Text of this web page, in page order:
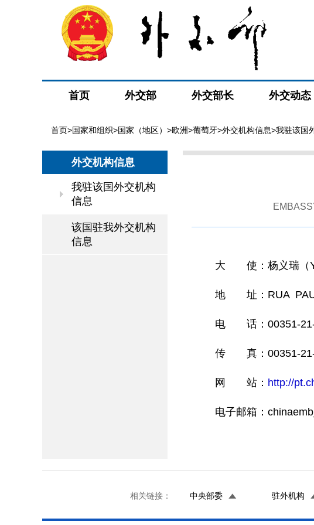
首页 外交部 外交部长 外交动态
首页>国家和组织>国家（地区） >欧洲>葡萄牙>外交机构信息>我驻该国
外交机构信息
我驻该国外交机构
信息
该国驻我外交机构
信息
大 使：杨义瑞（
地 址：RUA PAU
电 话：00351-21-
传 真：00351-21-
网 站： http://
电子邮箱：
相关链接： 中央部委 驻外机构